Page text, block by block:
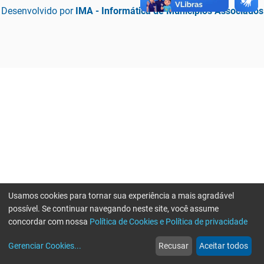
Desenvolvido por IMA - Informática de Municípios Associados
web
Notícias
more_horiz
Mais
Usamos cookies para tornar sua experiência a mais agradável
possível. Se continuar navegando neste site, você assume
concordar com nossa Política de Cookies e Política de privacidade
Gerenciar Cookies... Recusar Aceitar todos
Erro ao enviar informações, por favor tente novamente